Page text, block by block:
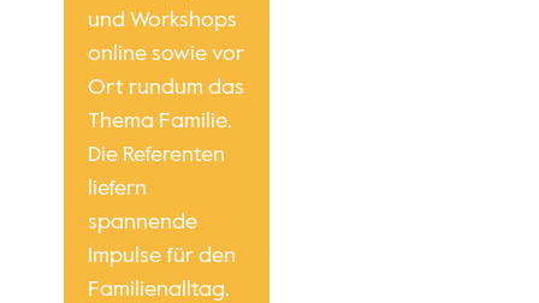
und Workshops
online sowie vor
Ort rundum das
Thema Familie.
Die Referenten
liefern
spannende
Impulse für den
Familienalltag.